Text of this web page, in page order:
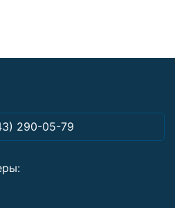
290-05-79